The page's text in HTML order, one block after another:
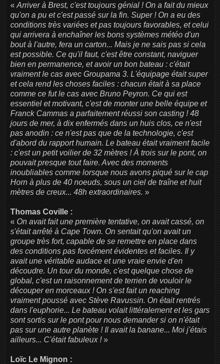
« Arriver à Brest, c'est toujours génial ! On a fait du mieux
qu'on a pu et c'est passé sur la fin. Super ! On a eu des
conditions très variées et pas toujours favorables, et celui
qui arrivera à enchaîner les bons systèmes météo d'un
bout à l'autre, fera un carton... Mais je ne sais pas si cela
est possible. Ce qu'il faut, c'est être constant, naviguer
bien en permanence, et avoir un bon bateau : c'était
vraiment le cas avec Groupama 3. L'équipage était super
et cela rend les choses faciles : chacun était à sa place
comme ce fut le cas avec Bruno Peyron. Ce qui est
essentiel et motivant, c'est de monter une belle équipe et
Franck Cammas a parfaitement réussi son casting ! 48
jours de mer, à dix enfermés dans un huis clos, ce n'est
pas anodin : ce n'est pas que de la technologie, c'est
d'abord du rapport humain. Le bateau était vraiment facile
: c'est un petit voilier de 32 mètres ! À trois sur le pont, on
pouvait presque tout faire. Avec des moments
inoubliables comme lorsque nous avons piqué sur le cap
Horn à plus de 40 noeuds, sous un ciel de traîne et huit
mètres de creux... 48h extraordinaires. »
Thomas Coville :
« On avait fait une première tentative, on avait cassé, on
s'était arrêté à Cape Town. On sentait qu'on avait un
groupe très fort, capable de se remettre en place dans
des conditions pas forcément évidentes et faciles. Il y
avait une véritable audace et une vraie envie d'en
découdre. Un tour du monde, c'est quelque chose de
global, c'est un raisonnement de terrien de vouloir le
découper en morceaux ! On s'est fait un reaching
vraiment poussé avec Stève Ravussin. On était rentrés
dans l'euphorie... Le bateau volait littéralement et les gars
sont sortis sur le pont pour nous demander si on n'était
pas sur une autre planète ! Il avait la banane... Moi j'étais
ailleurs... C'était fabuleux !»
Loïc Le Mignon :